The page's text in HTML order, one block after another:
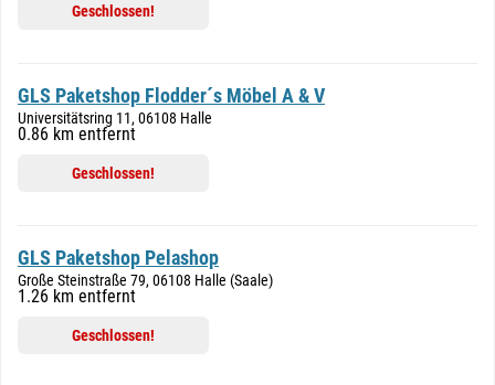
Geschlossen!
GLS Paketshop Flodder´s Möbel A & V
Universitätsring 11, 06108 Halle
0.86 km entfernt
Geschlossen!
GLS Paketshop Pelashop
Große Steinstraße 79, 06108 Halle (Saale)
1.26 km entfernt
Geschlossen!